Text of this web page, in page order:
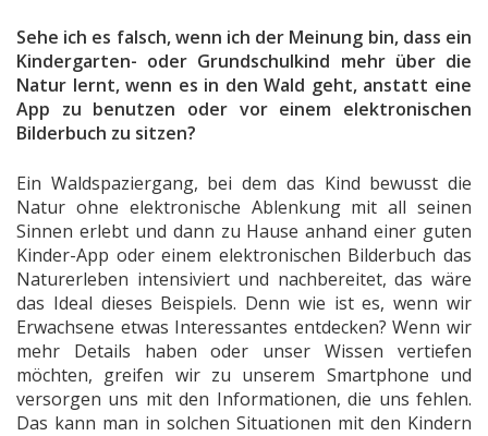
Sehe ich es falsch, wenn ich der Meinung bin, dass ein
Kindergarten- oder Grundschulkind mehr über die
Natur lernt, wenn es in den Wald geht, anstatt eine
App zu benutzen oder vor einem elektronischen
Bilderbuch zu sitzen?
Ein Waldspaziergang, bei dem das Kind bewusst die
Natur ohne elektronische Ablenkung mit all seinen
Sinnen erlebt und dann zu Hause anhand einer guten
Kinder-App oder einem elektronischen Bilderbuch das
Naturerleben intensiviert und nachbereitet, das wäre
das Ideal dieses Beispiels. Denn wie ist es, wenn wir
Erwachsene etwas Interessantes entdecken? Wenn wir
mehr Details haben oder unser Wissen vertiefen
möchten, greifen wir zu unserem Smartphone und
versorgen uns mit den Informationen, die uns fehlen.
Das kann man in solchen Situationen mit den Kindern